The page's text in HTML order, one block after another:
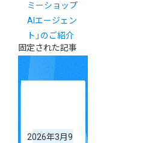
ミーショップ
AIエージェン
ト」のご紹介
固定された記事
2026年3月9